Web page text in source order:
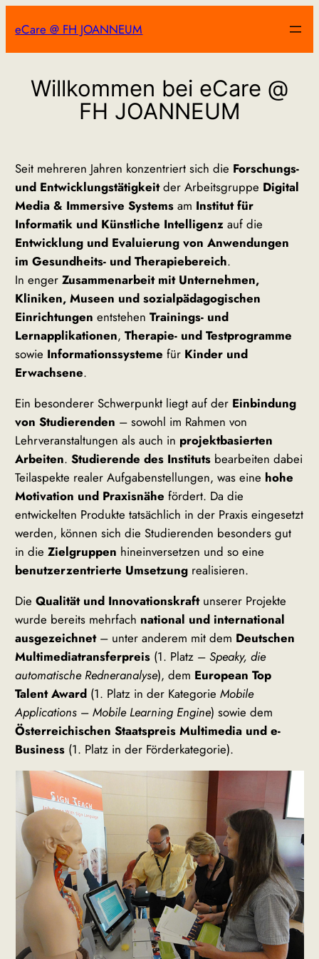
Inhalt
springen
eCare @ FH JOANNEUM
Willkommen bei eCare @
FH JOANNEUM
Seit mehreren Jahren konzentriert sich die Forschungs-
und Entwicklungstätigkeitder Arbeitsgruppe Digital
Media & Immersive Systems am Institut für
Informatik und Künstliche Intelligenz auf die
Entwicklung und Evaluierung von Anwendungen
im Gesundheits- und Therapiebereich.
In engerZusammenarbeit mit Unternehmen,
Kliniken, Museen und sozialpädagogischen
Einrichtungen entstehenTrainings- und
Lernapplikationen,Therapie- und Testprogramme
sowie Informationssysteme für Kinder und
Erwachsene.
Ein besonderer Schwerpunkt liegt auf der Einbindung
von Studierenden – sowohl im Rahmen von
Lehrveranstaltungen als auch in projektbasierten
Arbeiten.Studierende des Instituts bearbeiten dabei
Teilaspekte realer Aufgabenstellungen, was eine hohe
Motivation und Praxisnähe fördert. Da die
entwickelten Produkte tatsächlich in der Praxis eingesetzt
werden, können sich die Studierenden besonders gut
in dieZielgruppen hineinversetzen und so eine
benutzerzentrierte Umsetzung realisieren.
DieQualität und Innovationskraftunserer Projekte
wurde bereits mehrfach national und international
ausgezeichnet– unter anderem mit dem Deutschen
Multimediatransferpreis (1. Platz –Speaky, die
automatische Redneranalyse), dem European Top
Talent Award (1. Platz in der KategorieMobile
Applications –Mobile Learning Engine) sowie dem
Österreichischen Staatspreis Multimedia und e-
Business (1. Platz in der Förderkategorie).